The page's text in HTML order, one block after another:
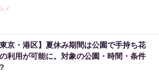
メ
東京・港区】夏休み期間は公園で手持ち花
利用が可能に。対象の公園・時間・条件